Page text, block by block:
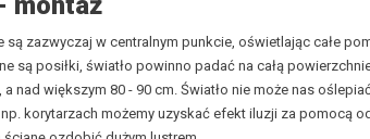
zazwyczaj w centralnym punkcie, oświetlając całe
są posiłki, światło powinno padać na całą
nad większym 80 - 90 cm. Światło nie może nas
korytarzach możemy uzyskać efekt iluzji za pomocą